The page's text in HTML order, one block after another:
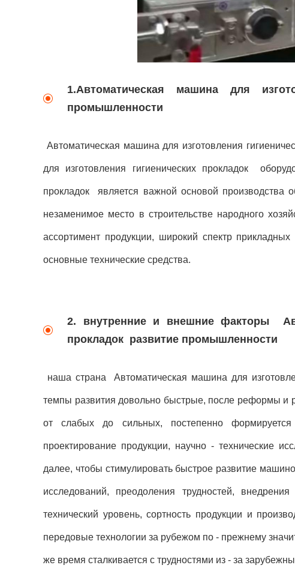
1.Автоматическая машина для
промышленности
Автоматическая машина для изготовления
для изготовления гигиенических прокладок
прокладок является важной основой
незаменимое место в строительстве народного
ассортимент продукции, широкий спектр
основные технические средства.
2. внутренние и внешние факторы
прокладок развитие промышленности
наша страна Автоматическая машина для
темпы развития довольно быстрые, после реформы и
от слабых до сильных, постепенно
проектирование продукции, научно - технические
далее, чтобы стимулировать быстрое развитие
исследований, преодоления трудностей,
технический уровень, сортность продукции и
передовые технологии за рубежом по - прежнему
же время сталкивается с трудностями из - за